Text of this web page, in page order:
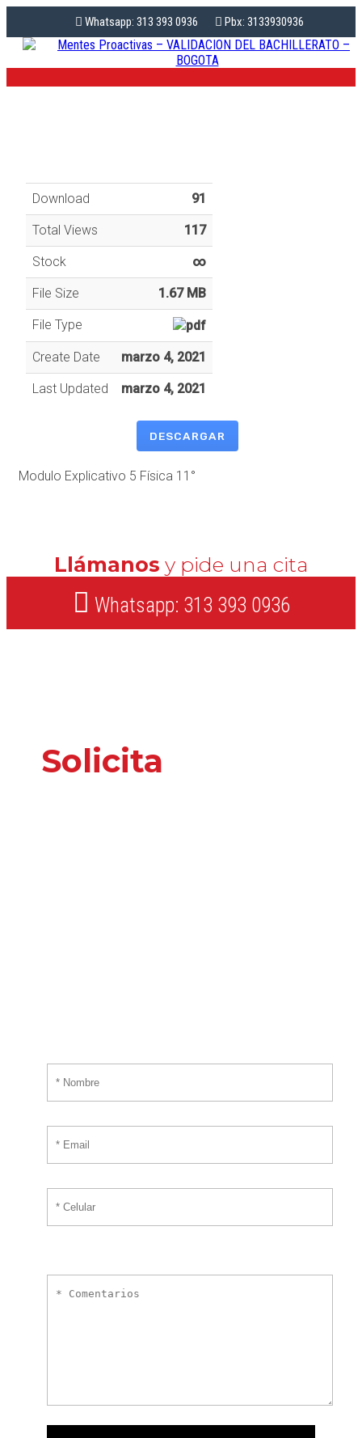
Whatsapp: 313 393 0936 Pbx: 3133930936
Download 91
Total Views 117
Stock ∞
File Size 1.67 MB
File Type
Create Date marzo 4, 2021
Last Updated marzo 4, 2021
DESCARGAR
Modulo Explicativo 5 Física 11°
Llámanos y pide una cita
Whatsapp: 313 393 0936
Solicita